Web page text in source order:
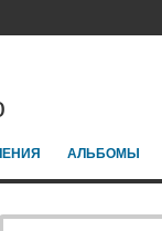
АЛЬБОМЫ